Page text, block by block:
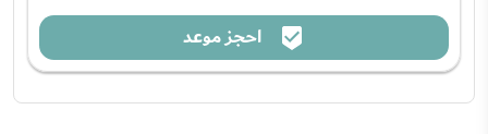
احجز موعد